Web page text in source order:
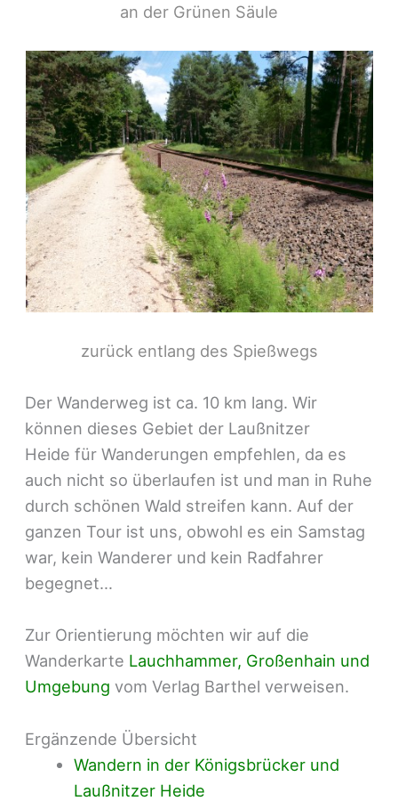
an der Grünen Säule
zurück entlang des Spießwegs
Der Wanderweg ist ca. 10 km lang. Wir
können dieses Gebiet der Laußnitzer
Heide für Wanderungen empfehlen, da es
auch nicht so überlaufen ist und man in Ruhe
durch schönen Wald streifen kann. Auf der
ganzen Tour ist uns, obwohl es ein Samstag
war, kein Wanderer und kein Radfahrer
begegnet…
Zur Orientierung möchten wir auf die
Wanderkarte Lauchhammer, Großenhain und
Umgebung vom Verlag Barthel verweisen.
Ergänzende Übersicht
Wandern in der Königsbrücker und
Laußnitzer Heide